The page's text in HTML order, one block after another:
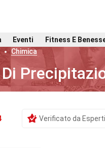
Eventi Fitness E
Chimica
Verificato da Esperti